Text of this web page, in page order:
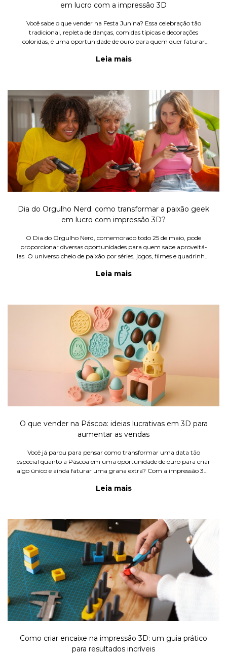
em lucro com a impressão 3D
Você sabe o que vender na Festa Junina? Essa celebração tão
tradicional, repleta de danças, comidas típicas e decorações
coloridas, é uma oportunidade de ouro para quem quer faturar
Leia mais
Dia do Orgulho Nerd: como transformar a paixão geek
em lucro com impressão 3D?
O Dia do Orgulho Nerd, comemorado todo 25 de maio, pode
proporcionar diversas oportunidades para quem sabe aproveitá-
las. O universo cheio de paixão por séries, jogos, filmes e quadrinhos
Leia mais
O que vender na Páscoa: ideias lucrativas em 3D para
aumentar as vendas
Você já parou para pensar como transformar uma data tão
especial quanto a Páscoa em uma oportunidade de ouro para criar
algo único e ainda faturar uma grana extra? Com a impressão 3D,
pensar
Leia mais
Como criar encaixe na impressão 3D: um guia prático
para resultados incríveis